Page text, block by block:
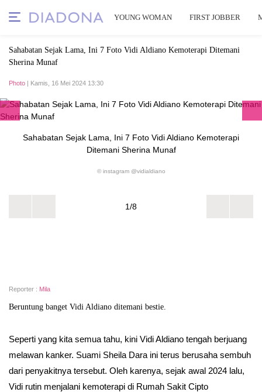
YOUNG WOMAN FIRST JOBBER
Sahabatan Sejak Lama, Ini 7 Foto Vidi Aldiano Kemoterapi Ditemani
Sherina Munaf
Photo | Kamis, 16 Mei 2024 13:30
Sahabatan Sejak Lama, Ini 7 Foto Vidi Aldiano Kemoterapi
Ditemani Sherina Munaf
© instagram @vidialdiano
1/8
Reporter : Mila
Beruntung banget Vidi Aldiano ditemani bestie.
Seperti yang kita semua tahu, kini Vidi Aldiano tengah berjuang
melawan kanker. Suami Sheila Dara ini terus berusaha sembuh
dari penyakitnya tersebut. Oleh karenya, sejak awal 2024 lalu,
Vidi rutin menjalani kemoterapi di Rumah Sakit Cipto